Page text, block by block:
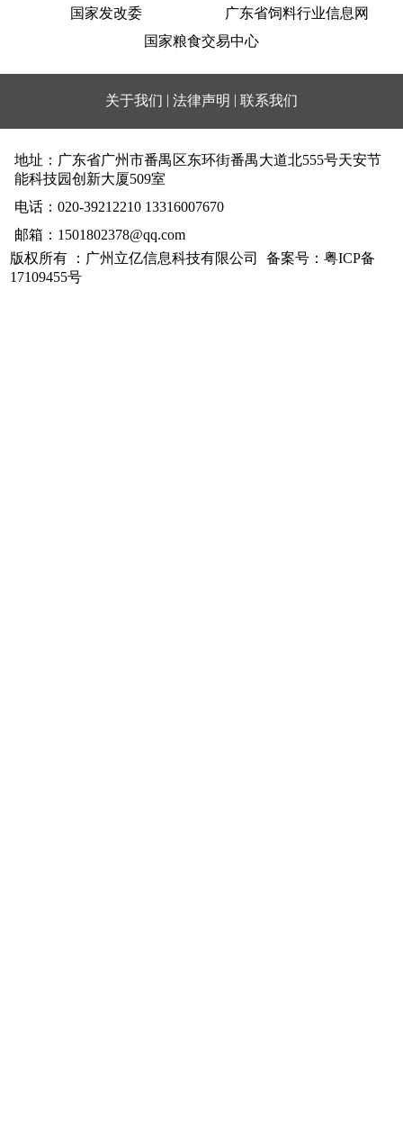
国家发改委
广东省饲料行业信息网
国家粮食交易中心
关于我们 | 法律声明 | 联系我们
地址：广东省广州市番禺区东环街番禺大道北555号天安节
能科技园创新大厦509室
电话：020-39212210 13316007670
邮箱：1501802378@qq.com
版权所有 ：广州立亿信息科技有限公司
备案号：粤ICP备
17109455号